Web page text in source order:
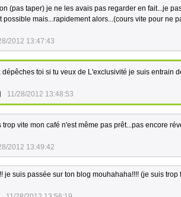
(pas taper) je ne les avais pas regarder en fait...je
possible mais...rapidement alors...(cours vite pour ne
2012 13:47:43
dépêches toi si tu veux de L'exclusivité je suis entrain
11/28/2012 13:48:53
trop vite mon café n'est même pas prêt...pas encore
2012 13:49:42
je suis passée sur ton blog mouhahaha!!!! (je suis